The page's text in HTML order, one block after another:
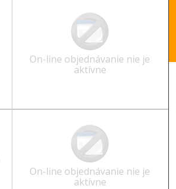
On-line objednávanie nie je
aktívne
On-line objednávanie nie je
aktívne